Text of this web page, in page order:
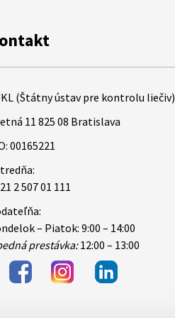
(Štátny ústav pre kontrolu liečiv)
11 825 08 Bratislava
00165221
2 507 01 111
– Piatok: 9:00 – 14:00
prestávka:12:00 – 13:00